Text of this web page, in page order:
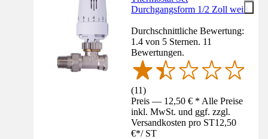
Durchgangsform 1/2 Zoll weiß
Durchschnittliche Bewertung:
1.4 von 5 Sternen. 11
Bewertungen.
(11)
Preis — 12,50 € * Alle Preise
inkl. MwSt. und ggf. zzgl.
Versandkosten pro ST12,50
€*/ ST